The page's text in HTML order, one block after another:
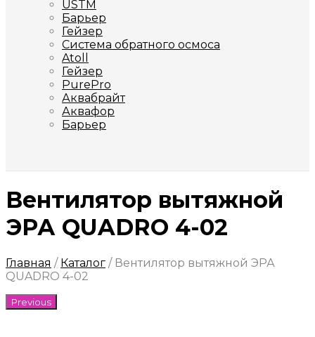
USTM
Барьер
Гейзер
Система обратного осмоса
Atoll
Гейзер
PurePro
Аквабрайт
Аквафор
Барьер
Вентилятор вытяжной
ЭРА QUADRO 4-02
Главная / Каталог / Вентилятор вытяжной ЭРА
QUADRO 4-02
Previous